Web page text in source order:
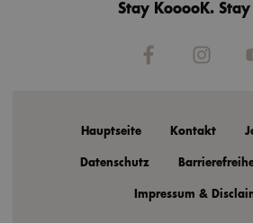
Stay KooooK. Stay
Hauptseite Kontakt
Datenschutz
Impressum &